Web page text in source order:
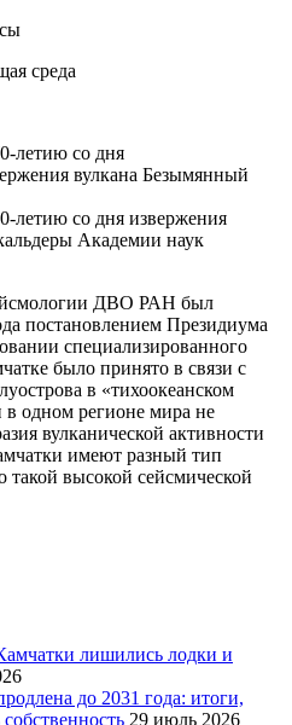
среда
летию со дня
вулкана Безымянный
летию со дня извержения
Академии наук
ДВО РАН был
постановлением Президиума
специализированного
было принято в связи с
в «тихоокеанском
одном регионе мира не
вулканической активности
имеют разный тип
высокой сейсмической
лишились лодки и
до 2031 года: итоги,
29 июль 2026